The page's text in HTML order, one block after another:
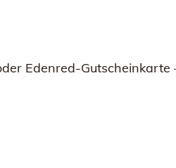
Edenred-Gutscheinkarte